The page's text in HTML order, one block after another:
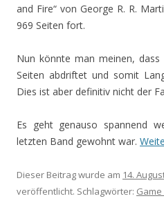
and Fire“ von George R. R.
969 Seiten fort.
Nun könnte man meinen,
Seiten abdriftet und somit
Dies ist aber definitiv nicht der
Es geht genauso spannend
letzten Band gewohnt war.
Dieser Beitrag wurde am 14.
veröffentlicht. Schlagwörter: